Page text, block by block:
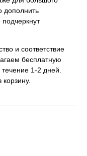
дополнить
и соответствие
бесплатную
1-2 дней.